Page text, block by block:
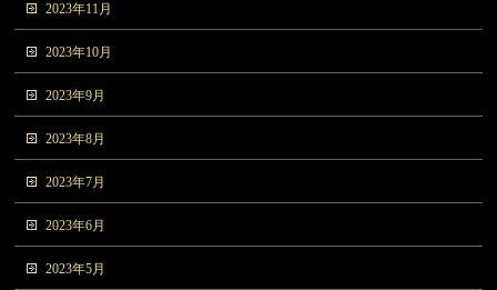
2023年11月
2023年10月
2023年9月
2023年8月
2023年7月
2023年6月
2023年5月